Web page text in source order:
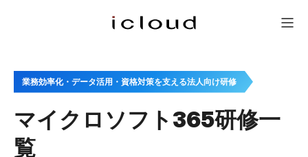
業務効率化・データ活用・資格対策を支える法人向け研修
マイクロソフト365研修一
覧
新人研修 会社概要 問い合わせ メニュー